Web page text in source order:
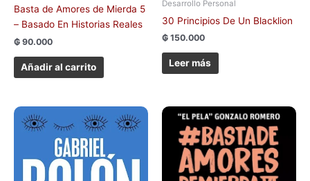
Basta de Amores de Mierda 5
– Basado En Historias Reales
₲ 90.000
Añadir al carrito
Desarrollo Personal
30 Principios De Un Blacklion
₲ 150.000
Leer más